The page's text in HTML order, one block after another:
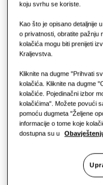
Restoran
Kancelarija
Održivost
One Samsung
koju svrhu se koriste.
Kao što je opisano detaljnije
o privatnosti, obratite pažnju
kolačića mogu biti prenijeti
Kraljevstva.
Kliknite na dugme "Prihvati
kolačića. Kliknite na dugme
kolačiće. Pojedinačni izbor
kolačićima". Možete povući
pomoću dugmeta "Željene
informacije o tome koje
dostupna su u